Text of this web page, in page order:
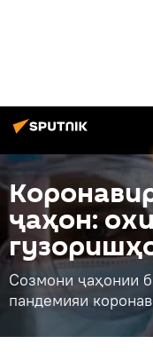
ҷаҳон:
Созмони ҷаҳонии
пандемияи